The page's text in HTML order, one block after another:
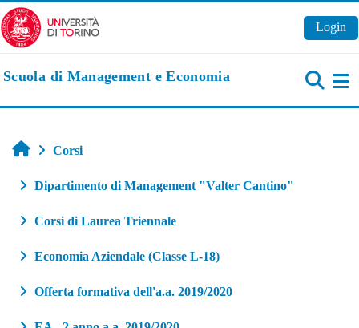
Vai al contenuto principale
Login
Scuola di Management e Economia
Home
Corsi
Dipartimento di Management "Valter Cantino"
Corsi di Laurea Triennale
Economia Aziendale (Classe L-18)
Offerta formativa dell'a.a. 2019/2020